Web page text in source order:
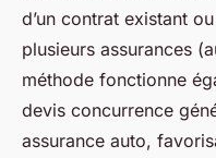
d’un contrat existant
plusieurs assurances
méthode fonctionne
devis concurrence
assurance auto,